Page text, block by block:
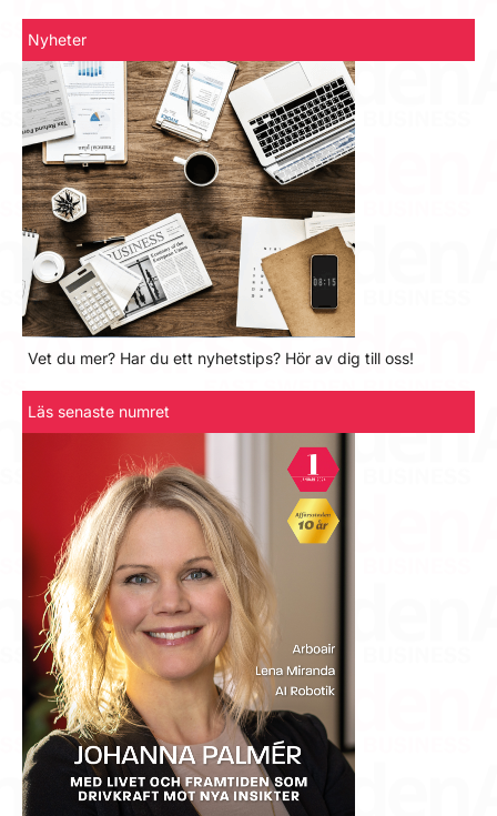
Nyheter
Vet du mer? Har du ett nyhetstips? Hör av dig till oss!
Läs senaste numret